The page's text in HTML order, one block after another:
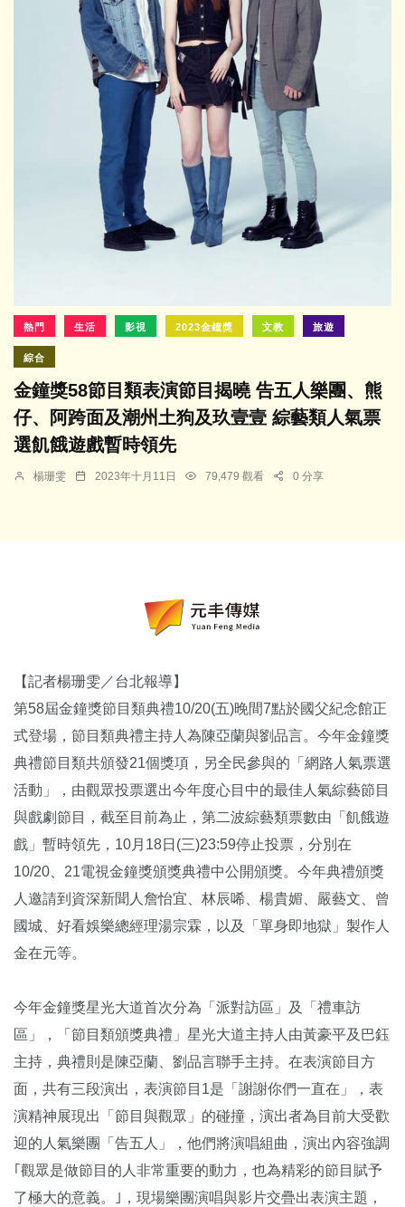
熱門 生活 影視 2023金鐘獎 文教 旅遊
綜合
金鐘獎58節目類表演節目揭曉 告五人樂團、熊
仔、阿跨面及潮州土狗及玖壹壹 綜藝類人氣票
選飢餓遊戲暫時領先
楊珊雯 2023年十月11日 79,479 觀看 0 分享
【記者楊珊雯／台北報導】
第58屆金鐘獎節目類典禮10/20(五)晚間7點於國父紀念館正
式登場，節目類典禮主持人為陳亞蘭與劉品言。今年金鐘獎
典禮節目類共頒發21個獎項，另全民參與的「網路人氣票選
活動」，由觀眾投票選出今年度心目中的最佳人氣綜藝節目
與戲劇節目，截至目前為止，第二波綜藝類票數由「飢餓遊
戲」暫時領先，10月18日(三)23:59停止投票，分別在
10/20、21電視金鐘獎頒獎典禮中公開頒獎。今年典禮頒獎
人邀請到資深新聞人詹怡宜、林辰唏、楊貴媚、嚴藝文、曾
國城、好看娛樂總經理湯宗霖，以及「單身即地獄」製作人
金在元等。
今年金鐘獎星光大道首次分為「派對訪區」及「禮車訪
區」，「節目類頒獎典禮」星光大道主持人由黃豪平及巴鈺
主持，典禮則是陳亞蘭、劉品言聯手主持。在表演節目方
面，共有三段演出，表演節目1是「謝謝你們一直在」，表
演精神展現出「節目與觀眾」的碰撞，演出者為目前大受歡
迎的人氣樂團「告五人」，他們將演唱組曲，演出內容強調
｢觀眾是做節目的人非常重要的動力，也為精彩的節目賦予
了極大的意義。｣，現場樂團演唱與影片交疊出表演主題，